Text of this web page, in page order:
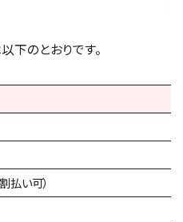
下のとおりです。
払い可）